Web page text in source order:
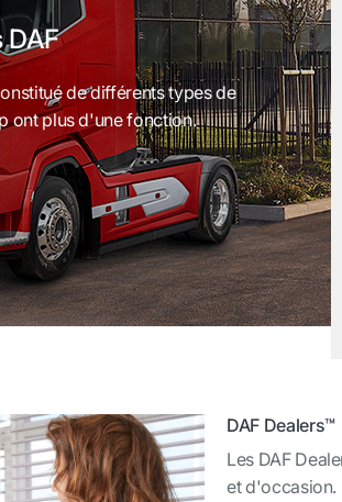
DAF
de différents types de
ont plus d'une fonction.
DAF Dealers™
Les DAF
et d'occasion.